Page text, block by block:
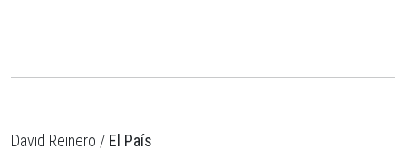
David Reinero / El País